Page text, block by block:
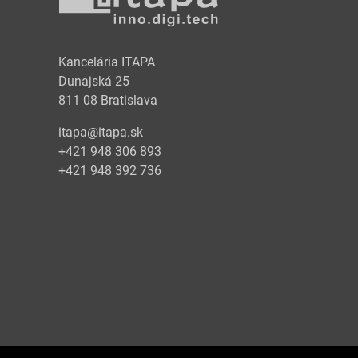
Kancelária ITAPA
Dunajská 25
811 08 Bratislava
itapa@itapa.sk
+421 948 306 893
+421 948 392 736